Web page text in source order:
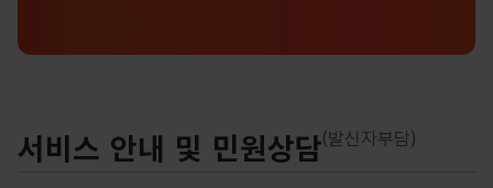
서비스 안내 및 민원상담(발신자부담)